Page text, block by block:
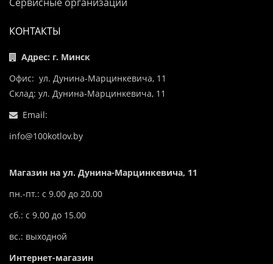
КОНТАКТЫ
Адрес: г. Минск
Офис: ул. Дунина-Марцинкевича, 11
Склад: ул. Дунина-Марцинкевича, 11
Email:
info@100kotlov.by
Магазин на ул. Дунина-Марцинкевича, 11
пн.-пт.: с 9.00 до 20.00
сб.: с 9.00 до 15.00
вс.: выходной
Интернет-магазин